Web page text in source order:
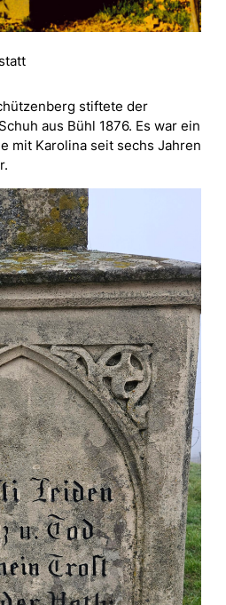
stiftete der
aus Bühl 1876. Es war ein
mit Karolina seit sechs Jahren